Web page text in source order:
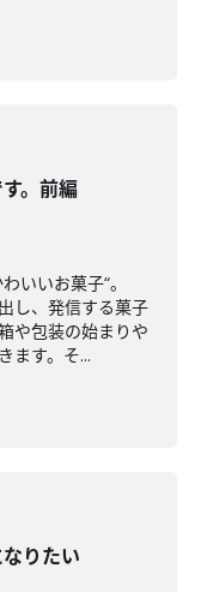
。前編
いいお菓子“。
し、発信する菓子
や包装の始まりや
ます。そ...
りたい